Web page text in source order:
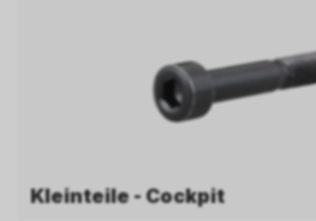
Kleinteile - Cockpit